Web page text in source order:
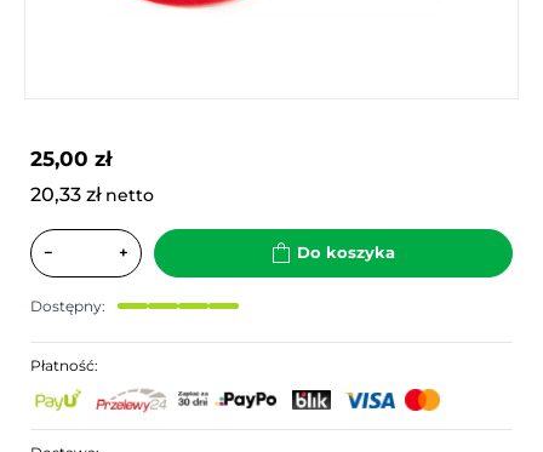
25,00 zł
20,33 zł netto
− + Do koszyka
Dostępny:
Płatność: